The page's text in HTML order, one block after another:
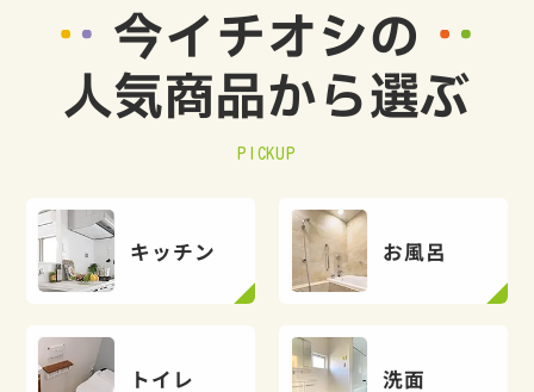
今イチオシの
人気商品から選ぶ
PICKUP
キッチン お風呂
トイレ 洗面